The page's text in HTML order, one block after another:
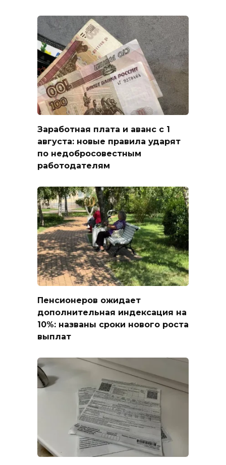
Заработная плата и аванс с 1
августа: новые правила ударят
по недобросовестным
работодателям
Пенсионеров ожидает
дополнительная индексация на
10%: названы сроки нового роста
выплат